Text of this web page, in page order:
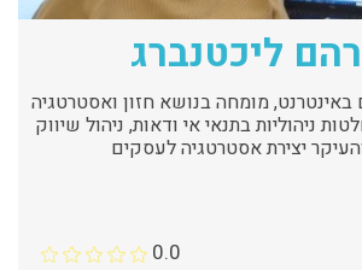
ליכטנברג
באינטרנט, מומחה בנושא חזון ואסטרטגיה
ניהוליות בתנאי אי ודאות, ניהול שיווק
יצירת אסטרטגיה לעסקים
0.0